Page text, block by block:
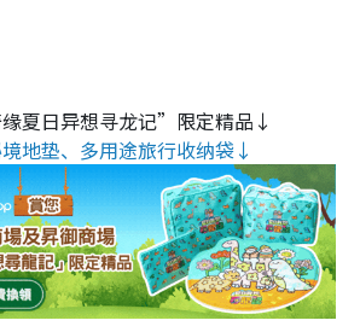
夏日异想寻龙记”限定精品↓
地垫、多用途旅行收纳袋↓